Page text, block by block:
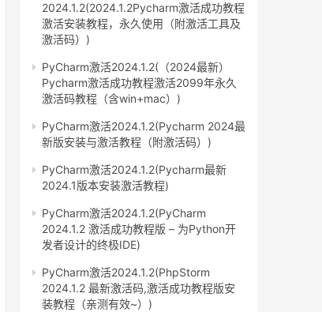
2024.1.2(2024.1.2Pycharm激活成功教程
激活安装教程，永久使用（附激活工具及
激活码）)
PyCharm激活2024.1.2(（2024最新）
Pycharm激活成功教程激活2099年永久
激活码教程（含win+mac）)
PyCharm激活2024.1.2(Pycharm 2024最
新版安装与激活教程（附激活码）)
PyCharm激活2024.1.2(Pycharm最新
2024.1版本安装激活教程)
PyCharm激活2024.1.2(PyCharm
2024.1.2 激活成功教程版 – 为Python开
发者设计的终极IDE)
PyCharm激活2024.1.2(PhpStorm
2024.1.2 最新激活码,激活成功教程版安
装教程（亲测有效~）)